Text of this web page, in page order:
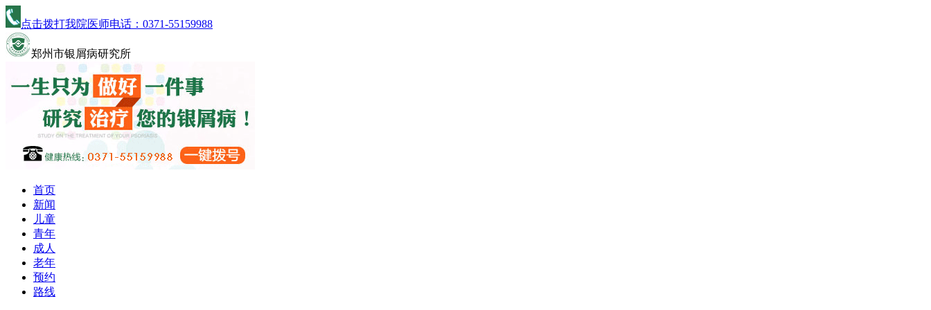
点击拨打我院医师电话： 0371-55159988
郑州市银屑病研究所
首页
新闻
儿童
青年
成人
老年
预约
路线